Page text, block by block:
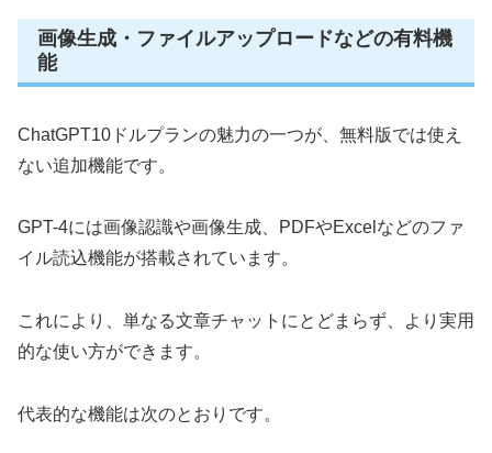
画像生成・ファイルアップロードなどの有料機
能
ChatGPT10ドルプランの魅力の一つが、無料版では使え
ない追加機能です。
GPT-4には画像認識や画像生成、PDFやExcelなどのファ
イル読込機能が搭載されています。
これにより、単なる文章チャットにとどまらず、より実用
的な使い方ができます。
代表的な機能は次のとおりです。